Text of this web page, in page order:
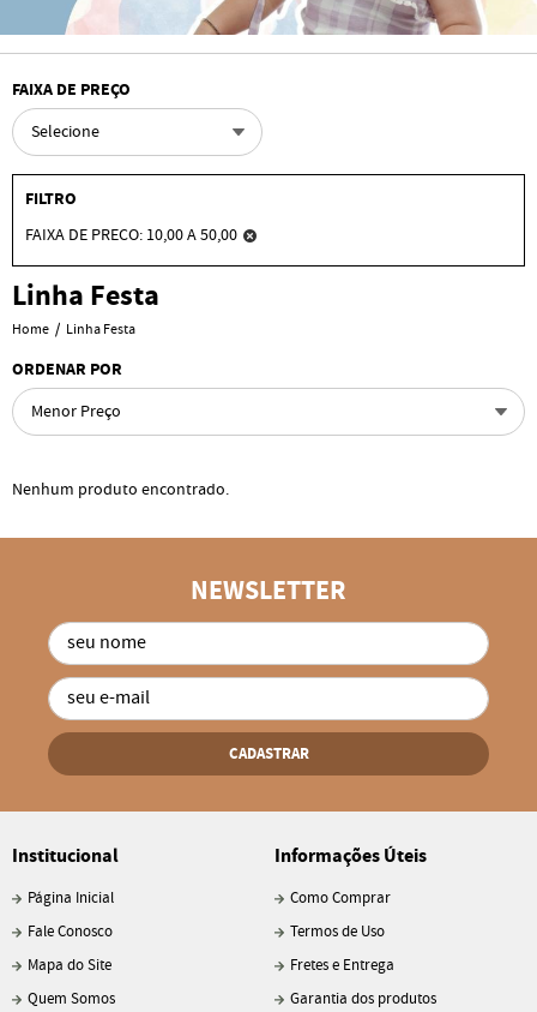
FAIXA DE PREÇO
Selecione
FILTRO
FAIXA DE PRECO: 10,00 A 50,00
Linha Festa
Home Linha Festa
ORDENAR POR
Menor Preço
Nenhum produto encontrado.
NEWSLETTER
CADASTRAR
Institucional
Página Inicial
Fale Conosco
Mapa do Site
Quem Somos
Informações Úteis
Como Comprar
Termos de Uso
Fretes e Entrega
Garantia dos produtos